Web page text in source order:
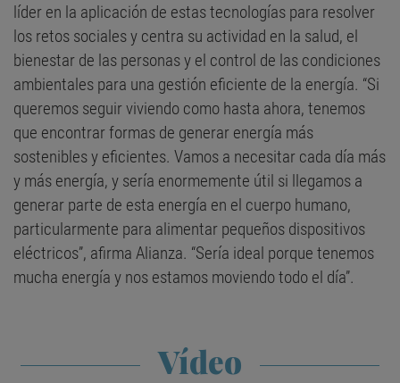
líder en la aplicación de estas tecnologías para resolver
los retos sociales y centra su actividad en la salud, el
bienestar de las personas y el control de las condiciones
ambientales para una gestión eficiente de la energía. “Si
queremos seguir viviendo como hasta ahora, tenemos
que encontrar formas de generar energía más
sostenibles y eficientes. Vamos a necesitar cada día más
y más energía, y sería enormemente útil si llegamos a
generar parte de esta energía en el cuerpo humano,
particularmente para alimentar pequeños dispositivos
eléctricos”, afirma Alianza. “Sería ideal porque tenemos
mucha energía y nos estamos moviendo todo el día”.
Vídeo